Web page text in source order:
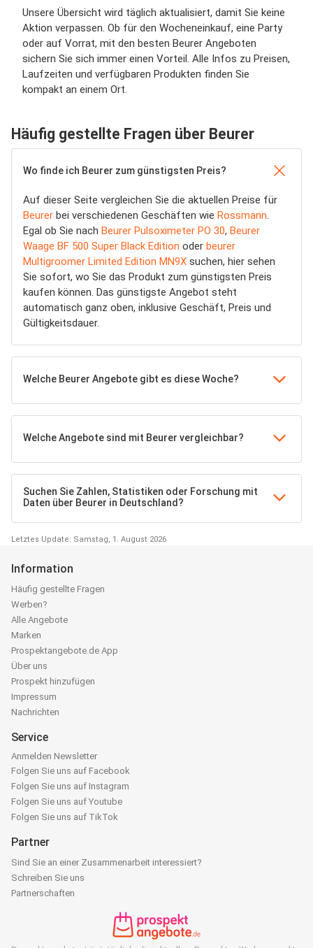
Unsere Übersicht wird täglich aktualisiert, damit Sie keine
Aktion verpassen. Ob für den Wocheneinkauf, eine Party
oder auf Vorrat, mit den besten Beurer Angeboten
sichern Sie sich immer einen Vorteil. Alle Infos zu Preisen,
Laufzeiten und verfügbaren Produkten finden Sie
kompakt an einem Ort.
Häufig gestellte Fragen über Beurer
Wo finde ich Beurer zum günstigsten Preis?
Auf dieser Seite vergleichen Sie die aktuellen Preise für
Beurer bei verschiedenen Geschäften wie Rossmann
Egal ob Sie nach Beurer Pulsoximeter PO 30, Beurer
Waage BF 500 Super Black Edition oder beurer
Multigroomer Limited Edition MN9X suchen, hier sehen
Sie sofort, wo Sie das Produkt zum günstigsten Preis
kaufen können. Das günstigste Angebot steht
automatisch ganz oben, inklusive Geschäft, Preis und
Gültigkeitsdauer.
Welche Beurer Angebote gibt es diese Woche?
Welche Angebote sind mit Beurer vergleichbar?
Suchen Sie Zahlen, Statistiken oder Forschung mit
Daten über Beurer in Deutschland?
Letztes Update: Samstag, 1. August 2026
Information
Häufig gestellte Fragen
Werben?
Alle Angebote
Marken
Prospektangebote.de App
Über uns
Prospekt hinzufügen
Impressum
Nachrichten
Service
Anmelden Newsletter
Folgen Sie uns auf Facebook
Folgen Sie uns auf Instagram
Folgen Sie uns auf Youtube
Folgen Sie uns auf TikTok
Partner
Sind Sie an einer Zusammenarbeit interessiert?
Schreiben Sie uns
Partnerschaften